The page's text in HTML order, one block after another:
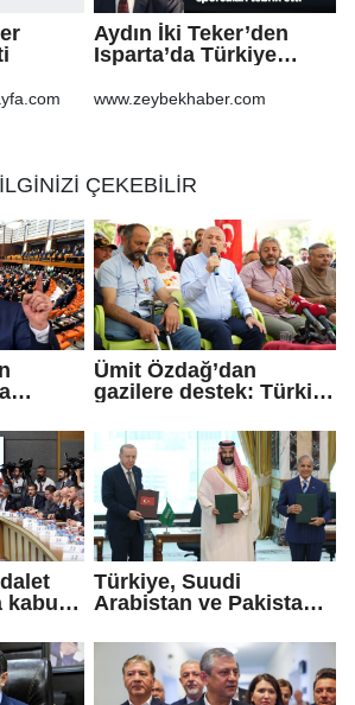
Aydın İki Teker’den
Isparta’da Türkiye
Altuntaş, sporcuları
www.zeybekhaber.com
İLGİNİZİ ÇEKEBİLİR
Ümit Özdağ’dan
gazilere destek: Türkiye
taşımamalı
kabul
Türkiye, Suudi
Arabistan ve Pakistan
Savunma Anlaşması'
imzalandı